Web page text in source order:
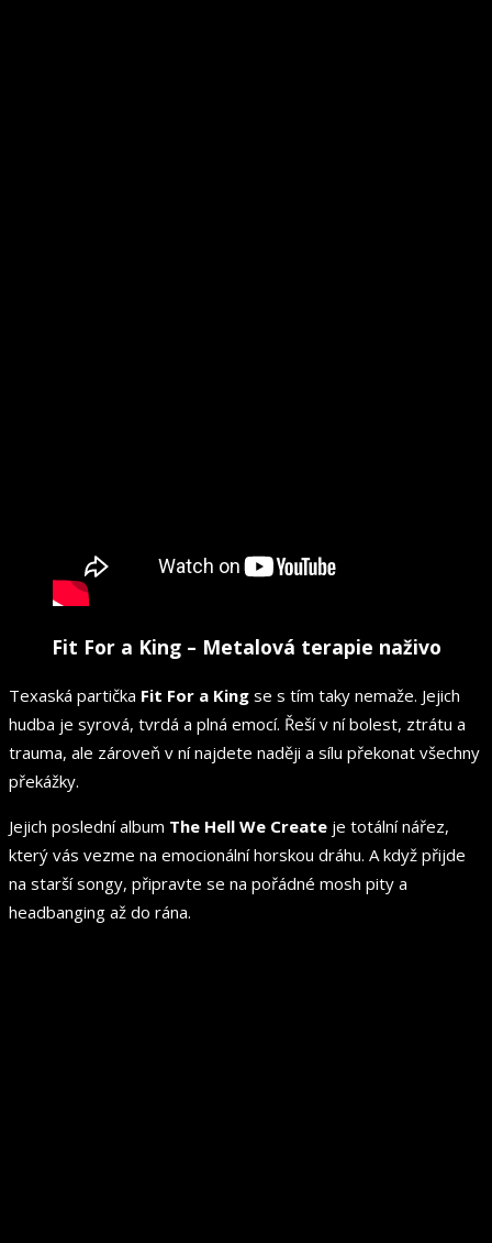
Fit For a King – Metalová terapie naživo
Texaská partička Fit For a King se s tím taky nemaže. Jejich
hudba je syrová, tvrdá a plná emocí. Řeší v ní bolest, ztrátu a
trauma, ale zároveň v ní najdete naději a sílu překonat všechny
překážky.
Jejich poslední album The Hell We Create je totální nářez,
který vás vezme na emocionální horskou dráhu. A když přijde
na starší songy, připravte se na pořádné mosh pity a
headbanging až do rána.